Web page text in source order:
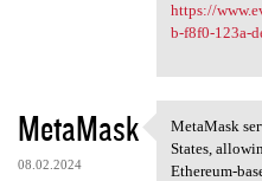
https://
b-f8f0-123a-
MetaMask
08.02.2024
MetaMask
MetaMask
States,
Ethereum-